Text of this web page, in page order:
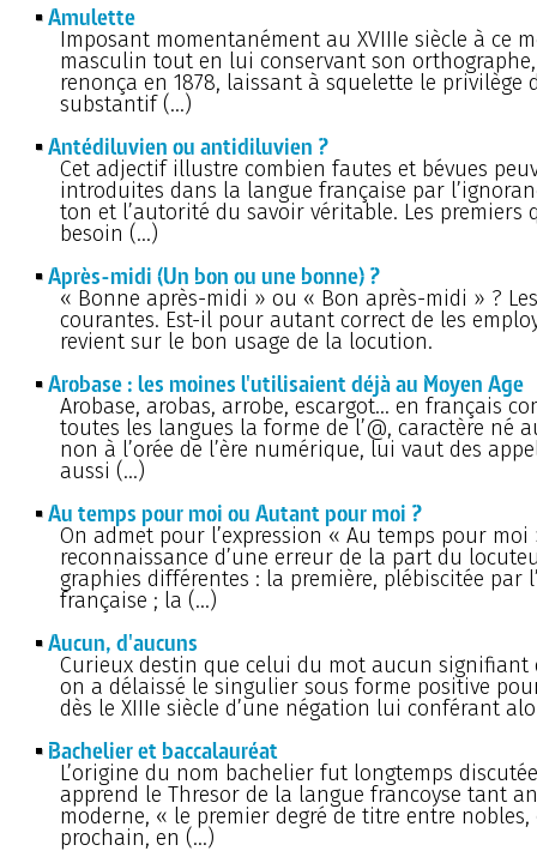
Amulette
Imposant momentanément au XVIIIe siècle à ce
masculin tout en lui conservant son orthographe,
renonça en 1878, laissant à squelette le privilège
substantif (…)
Antédiluvien ou antidiluvien ?
Cet adjectif illustre combien fautes et bévues
introduites dans la langue française par
ton et l’autorité du savoir véritable. Les premiers
besoin (…)
Après-midi (Un bon ou une bonne) ?
« Bonne après-midi » ou « Bon après-midi » ?
courantes. Est-il pour autant correct de les
revient sur le bon usage de la locution.
Arobase : les moines l'utilisaient déjà au Moyen Age
Arobase, arobas, arrobe, escargot... en français
toutes les langues la forme de l’@, caractère né
non à l’orée de l’ère numérique, lui vaut des
aussi (…)
Au temps pour moi ou Autant pour moi ?
On admet pour l’expression « Au temps pour
reconnaissance d’une erreur de la part du
graphies différentes : la première, plébiscitée par
française ; la (…)
Aucun, d'aucuns
Curieux destin que celui du mot aucun signifiant
on a délaissé le singulier sous forme positive
dès le XIIIe siècle d’une négation lui conférant
Bachelier et baccalauréat
L’origine du nom bachelier fut longtemps
apprend le Thresor de la langue francoyse tant
moderne, « le premier degré de titre entre
prochain, en (…)